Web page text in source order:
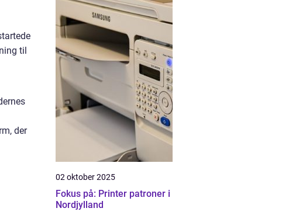
til
der
02 oktober 2025
Fokus på: Printer patroner i
Nordjylland